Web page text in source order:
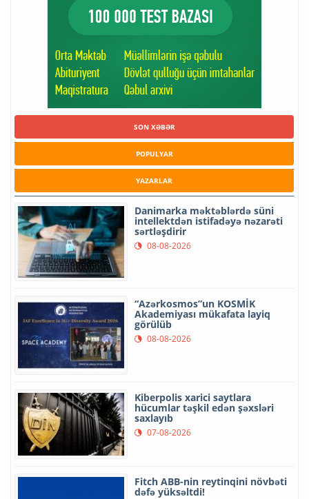
SON XƏBƏR
POPULYAR
YAZARLAR
Danimarka məktəblərdə süni
intellektdən istifadəyə nəzarəti
sərtləşdirir
08-08-2026
“Azərkosmos”un KOSMİK
Akademiyası mükafata layiq
görülüb
08-08-2026
Kiberpolis xarici saytlara
hücumlar təşkil edən şəxsləri
saxlayıb
07-08-2026
Fitch ABB-nin reytinqini növbəti
dəfə yüksəltdi!